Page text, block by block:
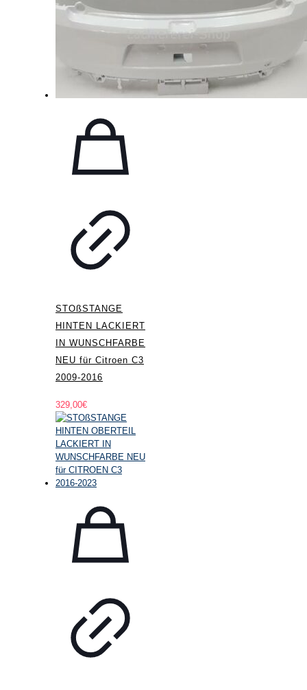
STOßSTANGE
HINTEN LACKIERT
IN WUNSCHFARBE
NEU für Citroen C3
2009-2016
329,00€